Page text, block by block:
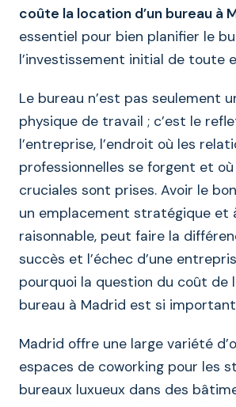
coûte la location d’un bureau à
essentiel pour bien planifier le
l’investissement initial de toute
Le bureau n’est pas seulement
physique de travail ; c’est le
l’entreprise, l’endroit où les
professionnelles se forgent et
cruciales sont prises. Avoir le
un emplacement stratégique et
raisonnable, peut faire la
succès et l’échec d’une
pourquoi la question du coût de
bureau à Madrid est si
Madrid offre une large variété
espaces de coworking pour les
bureaux luxueux dans des